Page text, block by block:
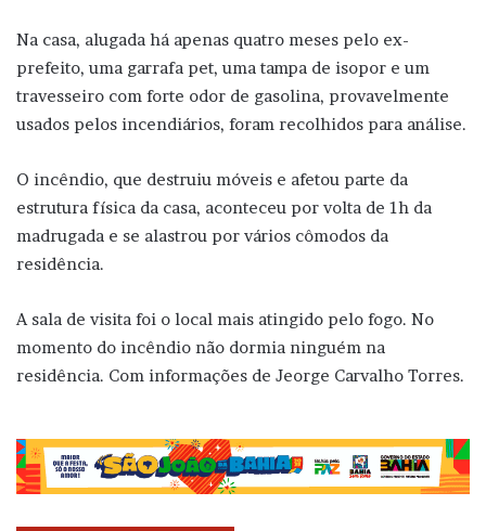
Na casa, alugada há apenas quatro meses pelo ex-
prefeito, uma garrafa pet, uma tampa de isopor e um
travesseiro com forte odor de gasolina, provavelmente
usados pelos incendiários, foram recolhidos para análise.
O incêndio, que destruiu móveis e afetou parte da
estrutura física da casa, aconteceu por volta de 1h da
madrugada e se alastrou por vários cômodos da
residência.
A sala de visita foi o local mais atingido pelo fogo. No
momento do incêndio não dormia ninguém na
residência. Com informações de Jeorge Carvalho Torres.